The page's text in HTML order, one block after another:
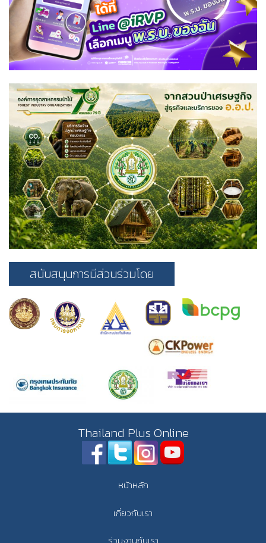
สนับสนุนการมีส่วนร่วมโดย
Thailand Plus Online
หน้าหลัก
เกี่ยวกับเรา